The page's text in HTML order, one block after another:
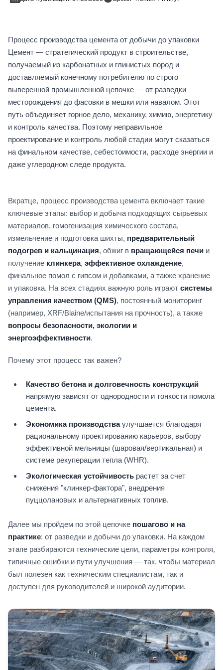
Процесс производства цемента от добычи до упаковки
Цемент — стратегический продукт в строительстве,
получаемый из карбонатных и глинистых пород и
доставляемый конечному потребителю по строго
выверенной промышленной цепочке — от разведки
месторождения до фасовки в мешки или навалом. Этот
путь объединяет горное дело, механику, химию, энергетику
и контроль качества. Поэтому неправильное
проектирование и контроль любой стадии могут сказаться
на финальном качестве, себестоимости, расходе энергии и
даже углеродном следе продукта.
Вкратце, процесс производства цемента включает такие
ключевые этапы: выбор и добыча подходящих сырьевых
материалов, гомогенизация химического состава,
измельчение и подготовка шихты, предварительный
подогрев и кальцинация, обжиг в вращающейся печи и
получение клинкера, эффективное охлаждение,
финальное помол с гипсом и добавками, а также хранение
и упаковка. На всех стадиях важную роль играют системы
управления качеством (QMS), постоянный мониторинг
(например, XRF/Blaine/испытания на прочность), а также
вопросы безопасности, экологии и
энергоэффективности.
Почему этот процесс так важен?
Качество бетона и долговечность конструкций
напрямую зависят от однородности и тонкости помола
цемента.
Экономика производстваулучшается благодаря
рациональному проектированию карьеров, выбору
эффективной мельницы (шаровая/вертикальная) и
системе рекуперации тепла (WHR).
Экологическая устойчивость растет за счет
снижения "клинкер-фактора", внедрения
пуццолановых и альтернативных топлив.
Далее мы пройдем по этой цепочке пошагово и на
практике: от разведки и добычи до упаковки. На каждом
этапе разбираются технические цели, параметры контроля,
типичные ошибки и пути улучшения — так, чтобы материал
был полезен как техническим специалистам, так и
доступен для руководителей и широкой аудитории.